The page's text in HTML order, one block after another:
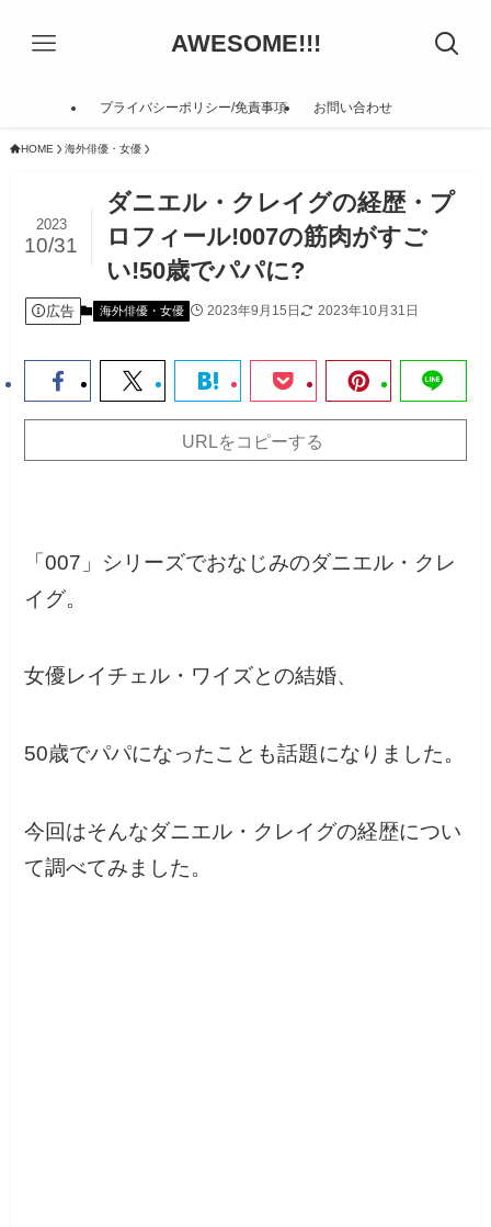
AWESOME!!!
プライバシーポリシー/免責事項 お問い合わせ
HOME 海外俳優・女優
ダニエル・クレイグの経歴・プ
ロフィール!007の筋肉がすご
い!50歳でパパに?
2023
10/31
広告 海外俳優・女優 2023年9月15日 2023年10月31日
URLをコピーする
「007」シリーズでおなじみのダニエル・クレ
イグ。
女優レイチェル・ワイズとの結婚、
50歳でパパになったことも話題になりました。
今回はそんなダニエル・クレイグの経歴につい
て調べてみました。